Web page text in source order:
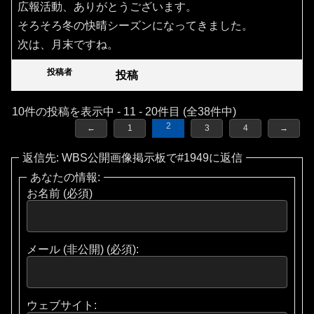
広報活動、ありがとうございます。
そろそろ冬の快晴シーズンになってきました。
次は、月末ですね。
投稿者 投稿
10件の投稿を表示中 - 11 - 20件目 (全38件中)
← 1 2 3 4 →
返信先: WBS公開画像掲示板で#1949に返信
あなたの情報:
お名前 (必須)
メール (非公開) (必須):
ウェブサイト: